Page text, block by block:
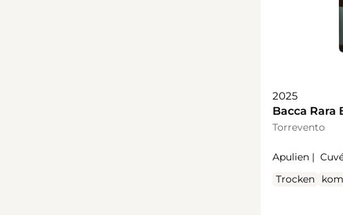
2025
Bacca Rara
Torrevento
Apulien |
Trocken